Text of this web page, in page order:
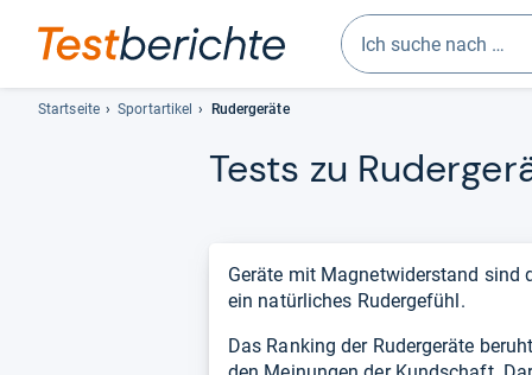
Geben
drei
Zeichen
erscheinen
automatisch
lassen
Startseite Sportartikel Rudergeräte
Tests zu
Geräte mit Magnetwiderstand sind
ein natürliches Rudergefühl.
Das Ranking der Rudergeräte